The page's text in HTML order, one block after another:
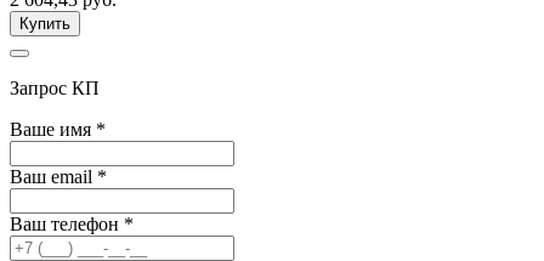
Купить
Запрос КП
Ваше имя *
Ваш email *
Ваш телефон *